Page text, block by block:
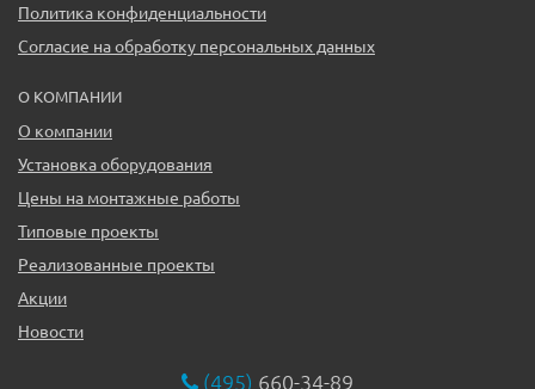
Политика конфиденциальности
Согласие на обработку персональных данных
О КОМПАНИИ
О компании
Установка оборудования
Цены на монтажные работы
Типовые проекты
Реализованные проекты
Акции
Новости
(495) 660-34-89